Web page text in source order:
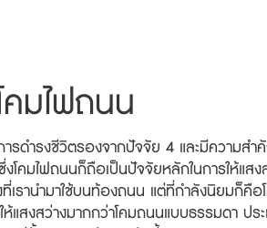
คมไฟถนน
รดำรงชีวิตรองจากปัจจัย 4 และมีความสำ
คมไฟถนนก็ถือเป็นปัจจัยหลักในการให้แสง
เรานำมาใช้บนท้องถนน แต่ที่กำลังนิยมก็คือ
ห้แสงสว่างมากกว่าโคมถนนแบบธรรมดา ปร